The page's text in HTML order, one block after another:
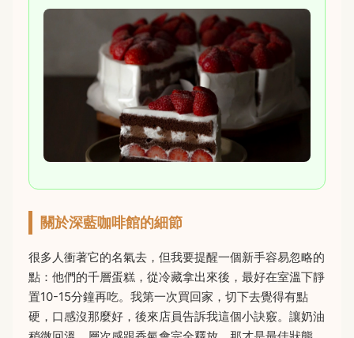
關於深藍咖啡館的細節
很多人衝著它的名氣去，但我要提醒一個新手容易忽略的
點：他們的千層蛋糕，從冷藏拿出來後，最好在室溫下靜
置10-15分鐘再吃。我第一次買回家，切下去覺得有點
硬，口感沒那麼好，後來店員告訴我這個小訣竅。讓奶油